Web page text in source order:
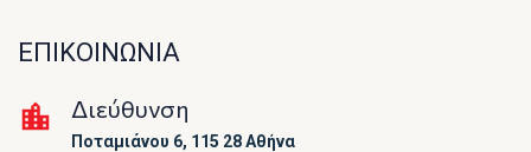
ΕΠΙΚΟΙΝΩΝΙΑ
Διεύθυνση
Ποταμιάνου 6, 115 28 Αθήνα